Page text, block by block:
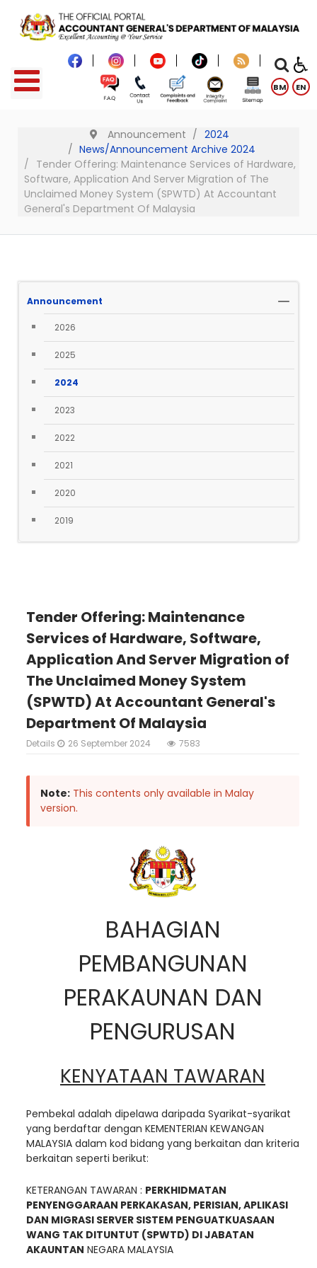
BM EN
Announcement
2024
News/Announcement Archive 2024
Tender Offering: Maintenance Services of Hardware,
Software, Application And Server Migration of The
Unclaimed Money System (SPWTD) At Accountant
General's Department Of Malaysia
Announcement
2026
2025
2024
2023
2022
2021
2020
2019
Tender Offering: Maintenance
Services of Hardware, Software,
Application And Server Migration of
The Unclaimed Money System
(SPWTD) At Accountant General's
Department Of Malaysia
Details 26 September 2024 7583
Note: This contents only available in Malay
version.
BAHAGIAN
PEMBANGUNAN
PERAKAUNAN DAN
PENGURUSAN
KENYATAAN TAWARAN
Pembekal adalah dipelawa daripada Syarikat-syarikat
yang berdaftar dengan KEMENTERIAN KEWANGAN
MALAYSIA dalam kod bidang yang berkaitan dan kriteria
berkaitan seperti berikut:
KETERANGAN TAWARAN : PERKHIDMATAN
PENYENGGARAAN PERKAKASAN, PERISIAN, APLIKASI
DAN MIGRASI SERVER SISTEM PENGUATKUASAAN
WANG TAK DITUNTUT (SPWTD) DI JABATAN
AKAUNTAN NEGARA MALAYSIA